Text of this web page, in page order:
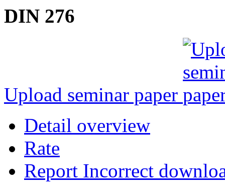
DIN 276
Upload seminar paper
Detail overview
Rate
Report Incorrect